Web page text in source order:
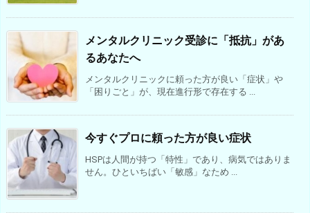
メンタルクリニック受診に「抵抗」があ
るあなたへ
メンタルクリニックに頼った方が良い「症状」や
「困りごと」が、現在進行形で存在する ...
今すぐプロに頼った方が良い症状
HSPは人間が持つ「特性」であり、病気ではありま
せん。ひといちばい「敏感」なため ...